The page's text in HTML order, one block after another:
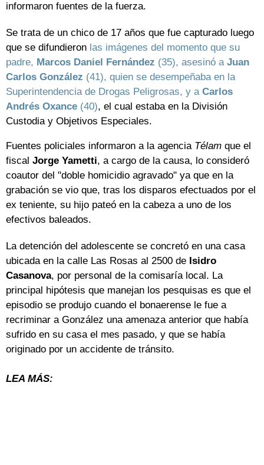
informaron fuentes de la fuerza.
Se trata de un chico de 17 años que fue capturado luego
que se difundieron las imágenes del momento que su
padre, Marcos Daniel Fernández (35), asesinó a Juan
Carlos González (41), quien se desempeñaba en la
Superintendencia de Drogas Peligrosas, y a Carlos
Andrés Oxance (40), el cual estaba en la División
Custodia y Objetivos Especiales.
Fuentes policiales informaron a la agencia Télam que el
fiscal Jorge Yametti, a cargo de la causa, lo consideró
coautor del "doble homicidio agravado" ya que en la
grabación se vio que, tras los disparos efectuados por el
ex teniente, su hijo pateó en la cabeza a uno de los
efectivos baleados.
La detención del adolescente se concretó en una casa
ubicada en la calle Las Rosas al 2500 de Isidro
Casanova, por personal de la comisaría local. La
principal hipótesis que manejan los pesquisas es que el
episodio se produjo cuando el bonaerense le fue a
recriminar a González una amenaza anterior que había
sufrido en su casa el mes pasado, y que se había
originado por un accidente de tránsito.
LEA MÁS: